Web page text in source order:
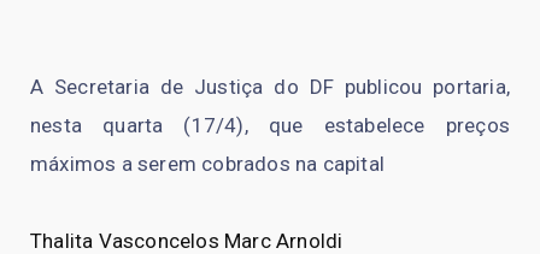
A Secretaria de Justiça do DF publicou portaria,
nesta quarta (17/4), que estabelece preços
máximos a serem cobrados na capital
Thalita Vasconcelos Marc Arnoldi